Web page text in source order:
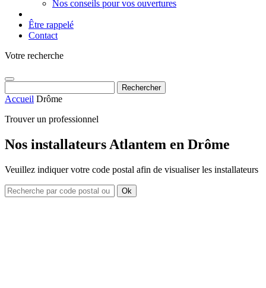
Nos conseils pour vos ouvertures
Être rappelé
Contact
Votre recherche
Accueil Drôme
Trouver un professionnel
Nos installateurs Atlantem en Drôme
Veuillez indiquer votre code postal afin de visualiser les installateurs
Ok